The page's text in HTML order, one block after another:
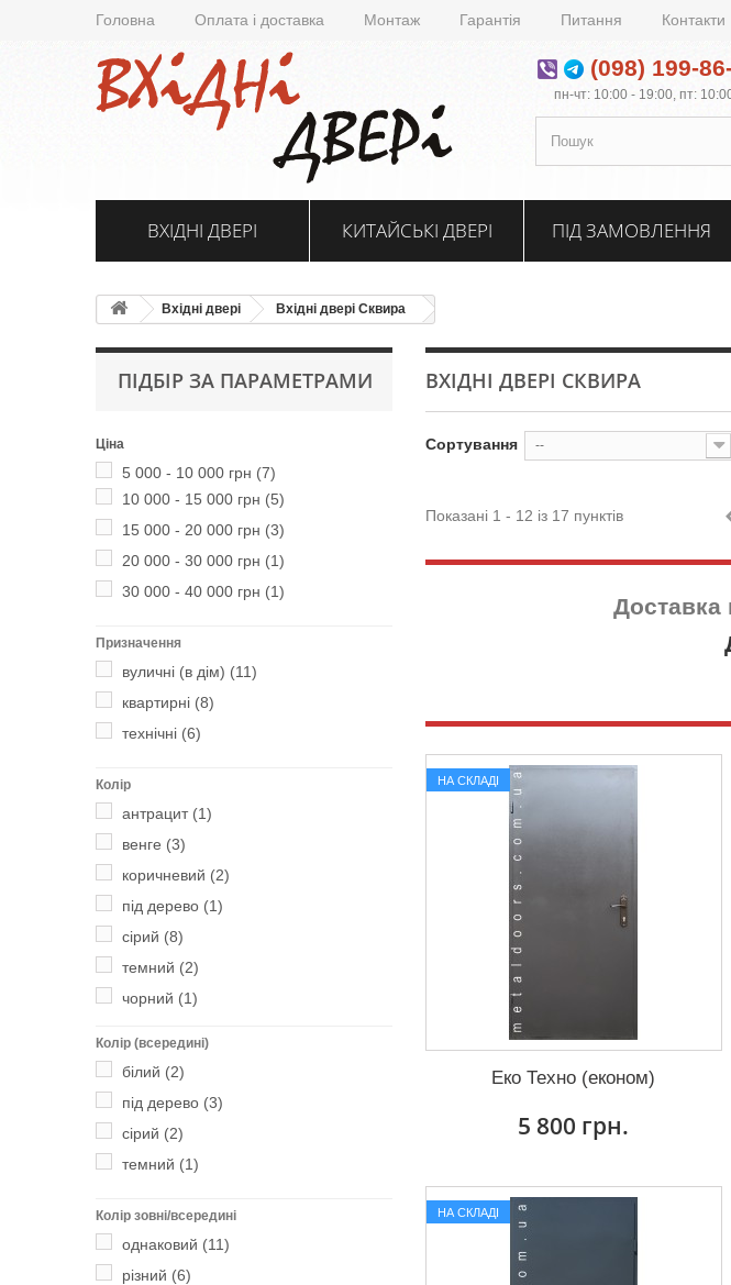
Головна Оплата і доставка Монтаж Гарантія Питання Контакти
(098) 199-
пн-чт: 10:00 - 19:00, пт:
ВХІДНІ ДВЕРІ КИТАЙСЬКІ ДВЕРІ ПІД ЗАМОВЛЕННЯ
Вхідні двері Вхідні двері Сквира
ПІДБІР ЗА ПАРАМЕТРАМИ
Ціна
5 000 - 10 000 грн (7)
10 000 - 15 000 грн (5)
15 000 - 20 000 грн (3)
20 000 - 30 000 грн (1)
30 000 - 40 000 грн (1)
Призначення
вуличні (в дім) (11)
квартирні (8)
технічні (6)
Колір
антрацит(1)
венге (3)
коричневий (2)
під дерево (1)
сірий (8)
темний (2)
чорний (1)
Колір (всередині)
білий (2)
під дерево (3)
сірий (2)
темний (1)
Колір зовні/всередині
однаковий (11)
різний (6)
ВХІДНІ ДВЕРІ СКВИРА
Сортування --
Показані 1 - 12 із 17 пунктів
Доставка
НА СКЛАДІ
Еко Техно (економ)
5 800 грн.
НА СКЛАДІ